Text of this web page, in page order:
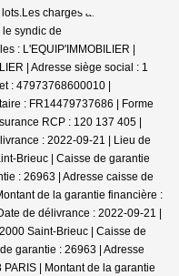
charges annuelles sont
syndic de
: L'EQUIP'IMMOBILIER |
| Adresse siège social : 1
: 47973768600010 |
: FR14479737686 | Forme
RCP : 120 137 405 |
: 2022-09-21 | Lieu de
Brieuc | Caisse de garantie
: 26963 | Adresse caisse de
de la garantie financière :
de délivrance : 2022-09-21 |
Saint-Brieuc | Caisse de
garantie : 26963 | Adresse
| Montant de la garantie